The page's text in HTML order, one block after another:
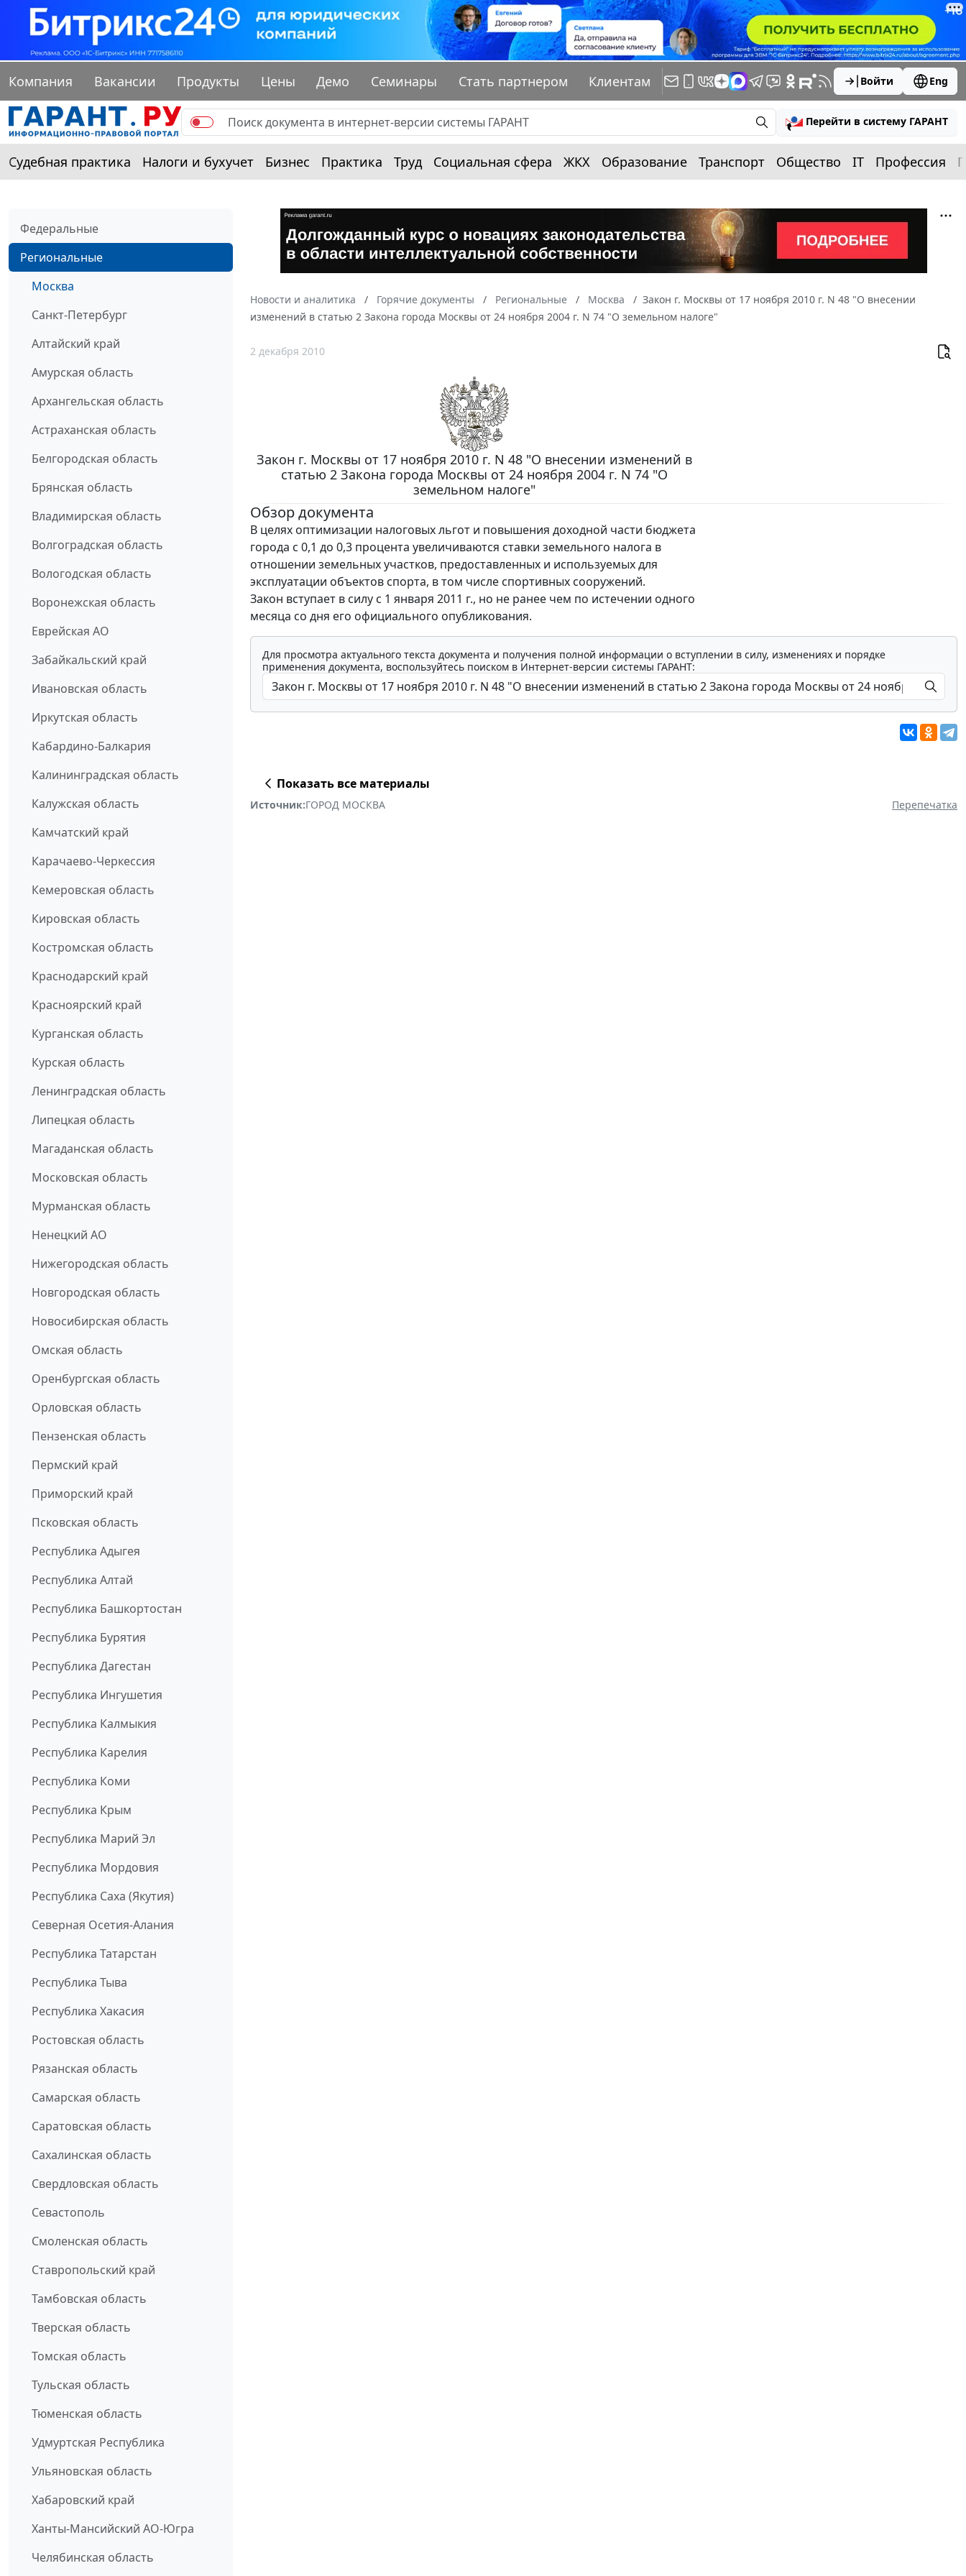
Компания Вакансии Продукты Цены Демо Семинары Стать партнером Клиентам Войти Eng
Перейти в систему ГАРАНТ
Судебная практика Налоги и бухучет Бизнес Практика Труд Социальная сфера ЖКХ Образование Транспорт Общество IT Профессия
Федеральные
Региональные
Москва
Санкт-Петербург
Алтайский край
Амурская область
Архангельская область
Астраханская область
Белгородская область
Брянская область
Владимирская область
Волгоградская область
Вологодская область
Воронежская область
Еврейская АО
Забайкальский край
Ивановская область
Иркутская область
Кабардино-Балкария
Калининградская область
Калужская область
Камчатский край
Карачаево-Черкессия
Кемеровская область
Кировская область
Костромская область
Краснодарский край
Красноярский край
Курганская область
Курская область
Ленинградская область
Липецкая область
Магаданская область
Московская область
Мурманская область
Ненецкий АО
Нижегородская область
Новгородская область
Новосибирская область
Омская область
Оренбургская область
Орловская область
Пензенская область
Пермский край
Приморский край
Псковская область
Республика Адыгея
Республика Алтай
Республика Башкортостан
Республика Бурятия
Республика Дагестан
Республика Ингушетия
Республика Калмыкия
Республика Карелия
Республика Коми
Республика Крым
Республика Марий Эл
Республика Мордовия
Республика Саха (Якутия)
Северная Осетия-Алания
Республика Татарстан
Республика Тыва
Республика Хакасия
Ростовская область
Рязанская область
Самарская область
Саратовская область
Сахалинская область
Свердловская область
Севастополь
Смоленская область
Ставропольский край
Тамбовская область
Тверская область
Томская область
Тульская область
Тюменская область
Удмуртская Республика
Ульяновская область
Хабаровский край
Ханты-Мансийский АО-Югра
Челябинская область
Новости и аналитика Горячие документы Региональные Москва
Закон г. Москвы от 17 ноября 2010 г. N 48 "О внесении
изменений в статью 2 Закона города Москвы от 24 ноября 2004 г. N 74 "О земельном налоге"
2 декабря 2010
Закон г. Москвы от 17 ноября 2010 г. N 48 "О внесении изменений в
статью 2 Закона города Москвы от 24 ноября 2004 г. N 74 "О
земельном налоге"
Обзор документа
В целях оптимизации налоговых льгот и повышения доходной части бюджета
города с 0,1 до 0,3 процента увеличиваются ставки земельного налога в
отношении земельных участков, предоставленных и используемых для
эксплуатации объектов спорта, в том числе спортивных сооружений.
Закон вступает в силу с 1 января 2011 г., но не ранее чем по истечении одного
месяца со дня его официального опубликования.
Для просмотра актуального текста документа и получения полной информации о вступлении в силу, изменениях и порядке
применения документа, воспользуйтесь поиском в Интернет-версии системы ГАРАНТ:
Показать все материалы
Источник:ГОРОД МОСКВА Перепечатка